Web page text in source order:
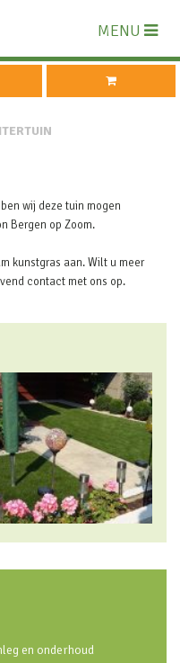
MENU
wij deze tuin mogen
Bergen op Zoom.
kunstgras aan. Wilt u meer
contact met ons op.
en onderhoud